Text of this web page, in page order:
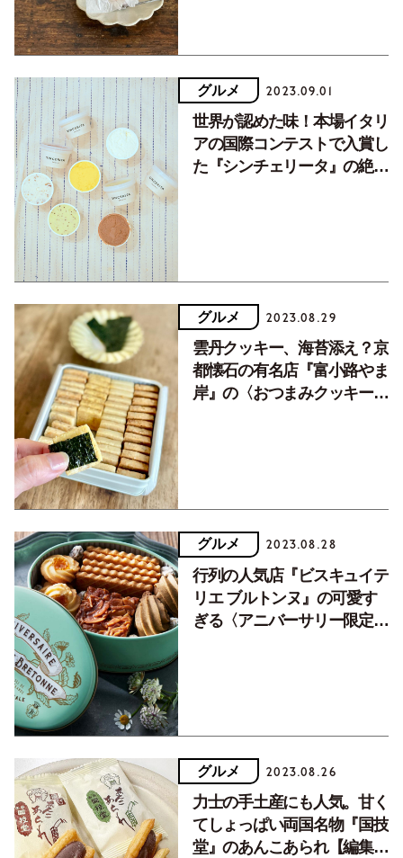
グルメ 2023.09.01
世界が認めた味！本場イタリ
アの国際コンテストで入賞し
た『シンチェリータ』の絶品
グルメ 2023.08.29
雲丹クッキー、海苔添え？京
都懐石の有名店『富小路やま
岸』の〈おつまみクッキー
グルメ 2023.08.28
行列の人気店『ビスキュイテ
リエ ブルトンヌ』の可愛す
ぎる〈アニバーサリー限定ク
グルメ 2023.08.26
力士の手土産にも人気。甘く
てしょっぱい両国名物『国技
堂』のあんこあられ【編集部